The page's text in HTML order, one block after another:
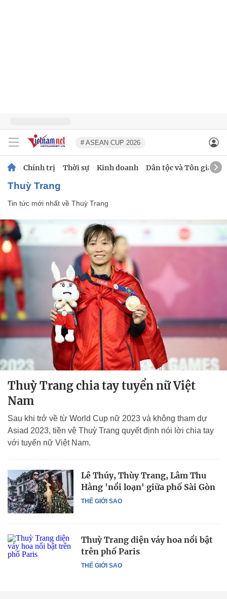
# ASEAN CUP 2026
Chính trị Thời sự Kinh doanh Dân tộc và Tôn giáo
Thuỳ Trang
Tin tức mới nhất về Thuỳ Trang
Thuỳ Trang chia tay tuyển nữ Việt
Nam
Sau khi trở về từ World Cup nữ 2023 và không tham dự
Asiad 2023, tiền vệ Thuỳ Trang quyết định nói lời chia tay
với tuyển nữ Việt Nam.
THẾ GIỚI SAO
Lê Thúy, Thùy Trang, Lâm Thu
Hằng 'nổi loạn' giữa phố Sài Gòn
THẾ GIỚI SAO
Thuỳ Trang diện váy hoa nổi bật
trên phố Paris